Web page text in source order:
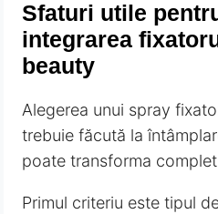
Sfaturi utile
integrarea
beauty
Alegerea unui spray
trebuie făcută la
poate transforma
Primul criteriu este tipul